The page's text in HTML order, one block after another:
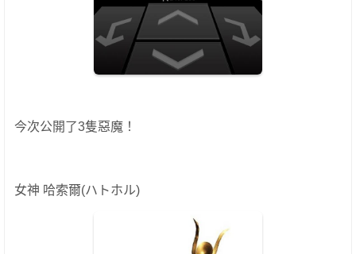
今次公開了3隻惡魔！
女神 哈索爾(ハトホル)